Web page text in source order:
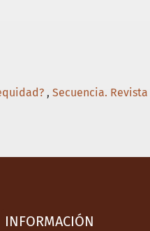
, Secuencia.
INFORMACIÓN